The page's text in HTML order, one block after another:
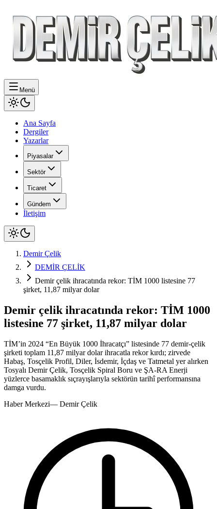
Menü
Ana Sayfa
Dergiler
Yazarlar
Piyasalar
Sektör
Ticaret
Gündem
İletişim
Demir Çelik
DEMİR ÇELİK
Demir çelik ihracatında rekor: TİM 1000 listesine 77
şirket, 11,87 milyar dolar
Demir çelik ihracatında rekor: TİM 1000
listesine 77 şirket, 11,87 milyar dolar
TİM’in 2024 “En Büyük 1000 İhracatçı” listesinde 77 demir-çelik
şirketi toplam 11,87 milyar dolar ihracatla rekor kırdı; zirvede
Habaş, Tosçelik Profil, Diler, İsdemir, İçdaş ve Tatmetal yer alırken
Tosyalı Demir Çelik, Tosçelik Spiral Boru ve ŞA-RA Enerji
yüzlerce basamaklık sıçrayışlarıyla sektörün tarihî performansına
damga vurdu.
Haber Merkezi— Demir Çelik